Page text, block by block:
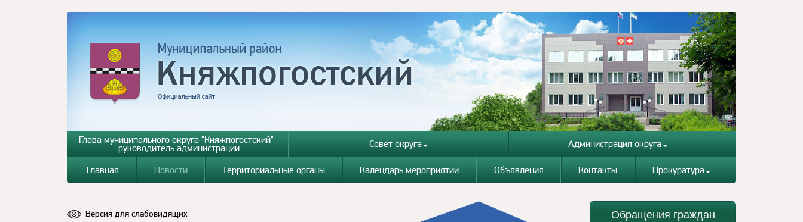
Глава муниципального округа "Княжпогостский" -
руководитель администрации Совет округа Администрация округа
Главная Новости Территориальные органы Календарь мероприятий Объявления Контакты Прокуратура
Версия для слабовидящих Обращения граждан